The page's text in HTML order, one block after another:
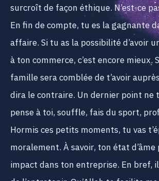
surcroît de façon éthique. N’est-ce
En fin de compte, tu es la gagnante
affaire. Si tu as la possibilité d’avoir
à ton commerce, c’est encore mieux.
famille sera comblée de t’avoir
dira le contraire. Un dernier point ne
pense à toi, souffle, fais du sport,
Hormis ces petits moments, tu vas
moralement. À savoir, ton état
impact dans ton entreprise. En bref,